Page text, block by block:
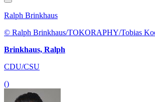
Ralph Brinkhaus
© Ralph Brinkhaus/TOKORAPHY/Tobias
Brinkhaus, Ralph
CDU/CSU
()